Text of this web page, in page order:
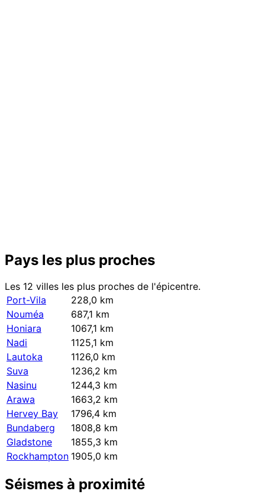
Pays les plus proches
Les 12 villes les plus proches de l'épicentre.
Port-Vila
228,0 km
Nouméa
687,1 km
Honiara
1067,1 km
Nadi
1125,1 km
Lautoka
1126,0 km
Suva
1236,2 km
Nasinu
1244,3 km
Arawa
1663,2 km
Hervey Bay
1796,4 km
Bundaberg
1808,8 km
Gladstone
1855,3 km
Rockhampton 1905,0 km
Séismes à proximité